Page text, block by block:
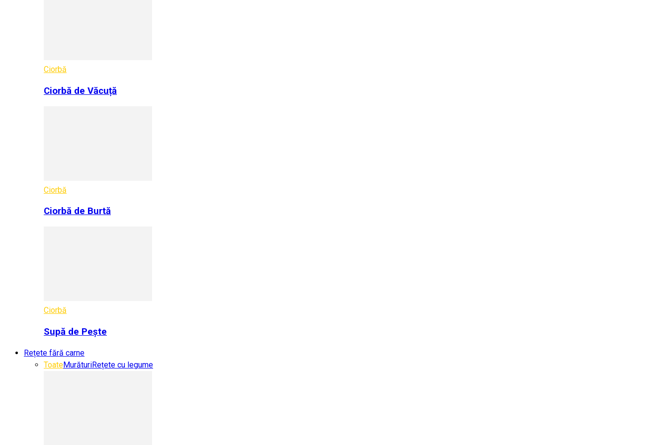
Ciorbă
Ciorbă de Văcuță
Ciorbă
Ciorbă de Burtă
Ciorbă
Supă de Pește
Rețete fără carne
ToateMurăturiRețete cu legume